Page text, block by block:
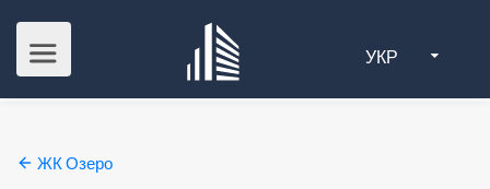
УКР
ЖК Озеро